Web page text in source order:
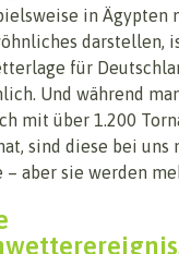
in Ägypten
darstellen,
für
Und während
mit über 1.200
sind diese bei uns
– aber sie werden